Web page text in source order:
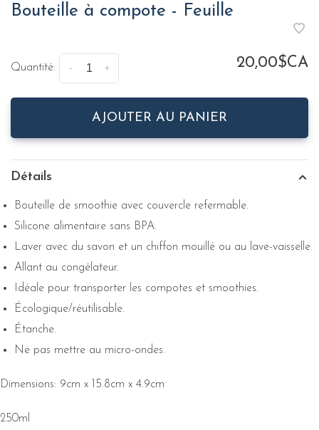
Bouteille à compote - Feuille
Quantité: +
- 20,00$CA
AJOUTER AU PANIER
Détails
Bouteille de smoothie avec couvercle refermable.
Silicone alimentaire sans BPA.
Laver avec du savon et un chiffon mouillé ou au lave-vaisselle.
Allant au congélateur.
Idéale pour transporter les compotes et smoothies.
Écologique/réutilisable.
Étanche.
Ne pas mettre au micro-ondes.
Dimensions: 9cm x 15.8cm x 4.9cm
250ml